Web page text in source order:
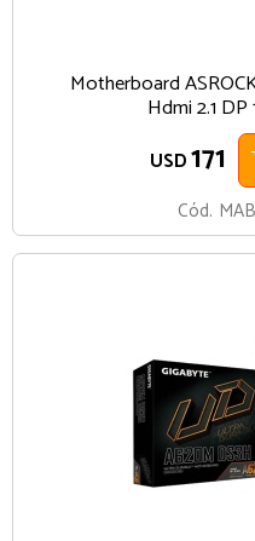
Motherboard
Hdmi 2.1 DP
USD171
Cód.